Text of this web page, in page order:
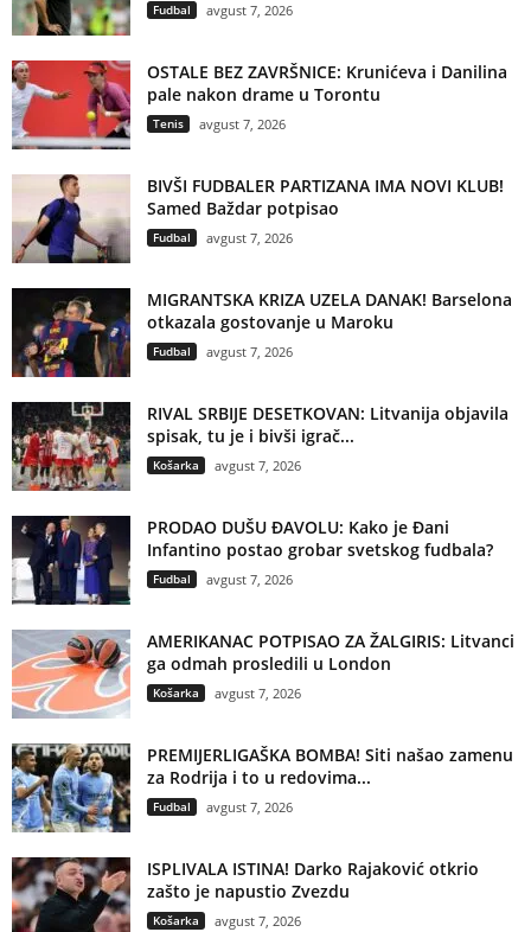
Fudbal avgust 7, 2026
OSTALE BEZ ZAVRŠNICE: Krunićeva i Danilina
pale nakon drame u Torontu
Tenis avgust 7, 2026
BIVŠI FUDBALER PARTIZANA IMA NOVI KLUB!
Samed Baždar potpisao
Fudbal avgust 7, 2026
MIGRANTSKA KRIZA UZELA DANAK! Barselona
otkazala gostovanje u Maroku
Fudbal avgust 7, 2026
RIVAL SRBIJE DESETKOVAN: Litvanija objavila
spisak, tu je i bivši igrač...
Košarka avgust 7, 2026
PRODAO DUŠU ĐAVOLU: Kako je Đani
Infantino postao grobar svetskog fudbala?
Fudbal avgust 7, 2026
AMERIKANAC POTPISAO ZA ŽALGIRIS: Litvanci
ga odmah prosledili u London
Košarka avgust 7, 2026
PREMIJERLIGAŠKA BOMBA! Siti našao zamenu
za Rodrija i to u redovima...
Fudbal avgust 7, 2026
ISPLIVALA ISTINA! Darko Rajaković otkrio
zašto je napustio Zvezdu
Košarka avgust 7, 2026